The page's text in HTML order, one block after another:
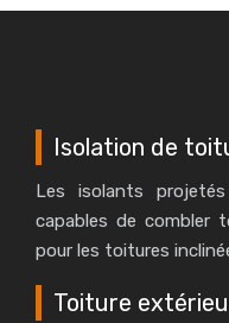
Isolation de
Les isolants
capables de combler
pour les toitures
Toiture